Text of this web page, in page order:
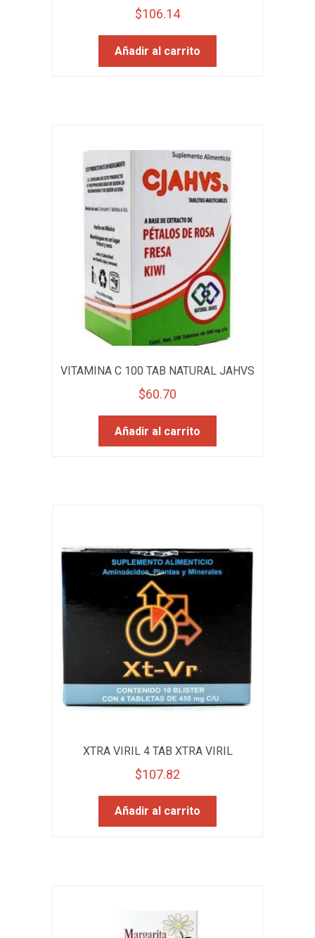
$106.14
Añadir al carrito
VITAMINA C 100 TAB NATURAL JAHVS
$60.70
Añadir al carrito
XTRA VIRIL 4 TAB XTRA VIRIL
$107.82
Añadir al carrito